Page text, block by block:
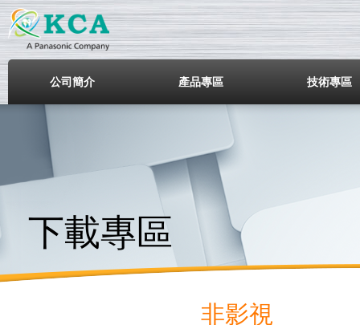
鎧鋒企業股份有限公司
公司簡介 產品專區 技術專區
下載專區
非影視